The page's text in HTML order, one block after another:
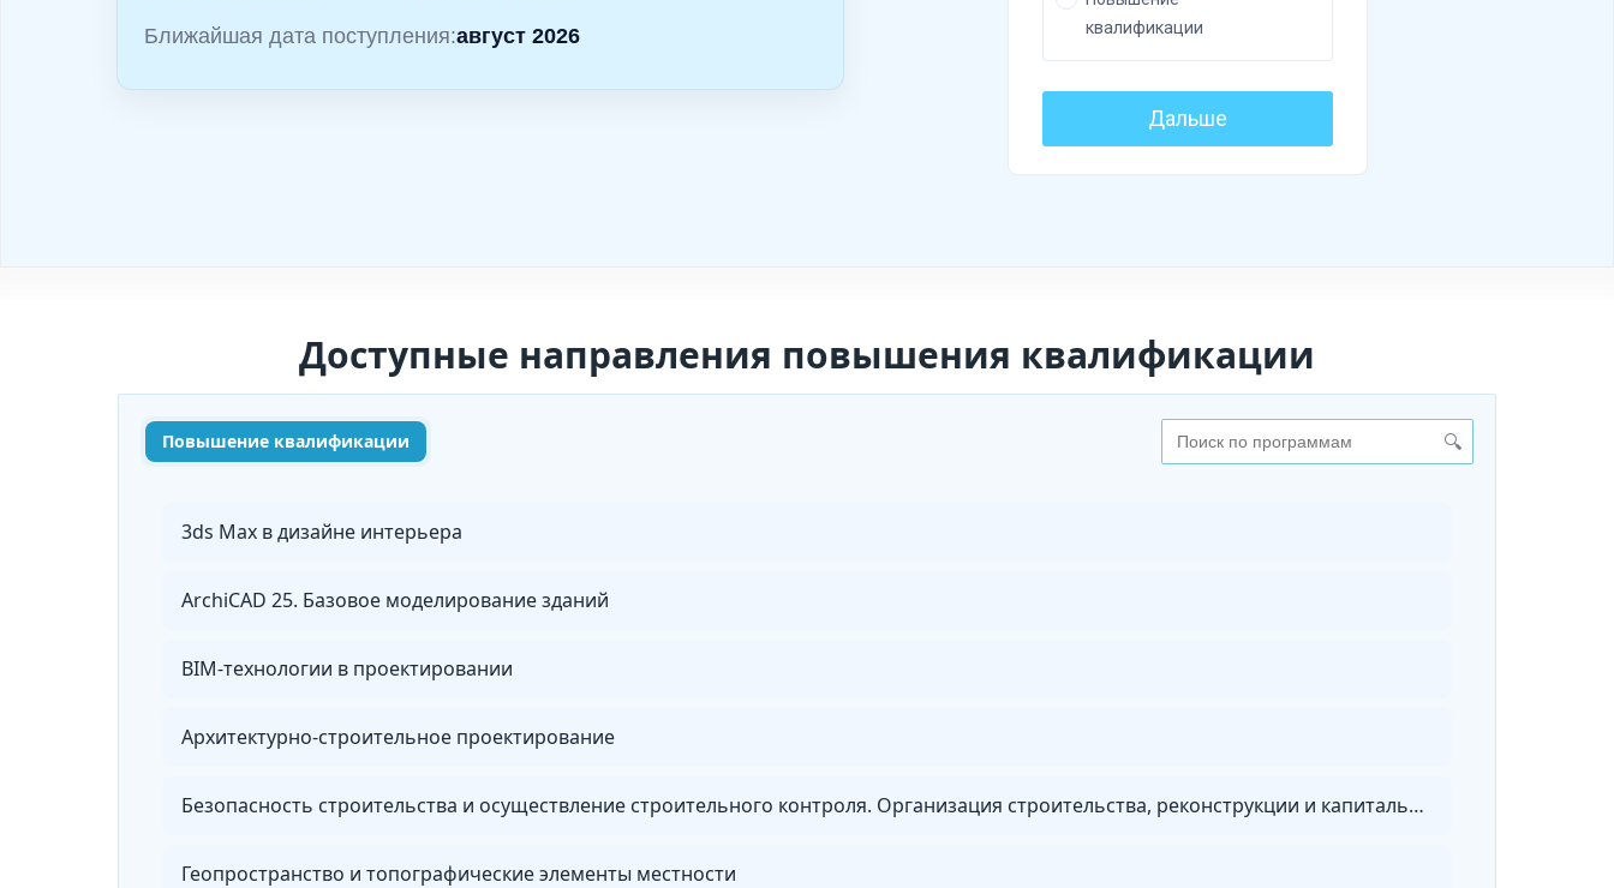
Ближайшая дата поступления:август 2026
Доступные направления повышения квалификации
Повышение квалификации 🔍
3ds Max в дизайне интерьера
ArchiCAD 25. Базовое моделирование зданий
BIM-технологии в проектировании
Архитектурно-строительное проектирование
Безопасность строительства и осуществление строительного контроля. Организация строительства, реконструкции и капитального ремонта
Геопространство и топографические элементы местности